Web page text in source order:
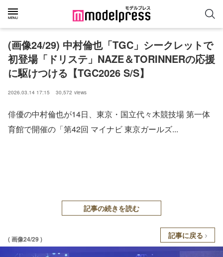
(画像24/29) 中村倫也「TGC」シークレットで
初登場「ドリステ」NAZE＆TORINNERの応援
に駆けつける【TGC2026 S/S】
2026.03.14 17:15 30,572 views
俳優の中村倫也が14日、東京・国立代々木競技場 第一体
育館で開催の「第42回 マイナビ 東京ガールズ...
記事の続きを読む
( 画像24/29 ) 記事に戻る